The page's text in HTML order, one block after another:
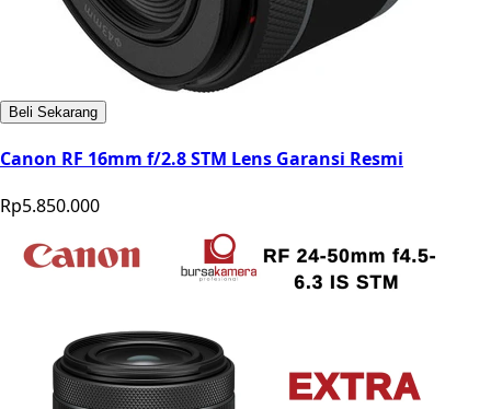
Beli Sekarang
Canon RF 16mm f/2.8 STM Lens Garansi Resmi
Rp5.850.000